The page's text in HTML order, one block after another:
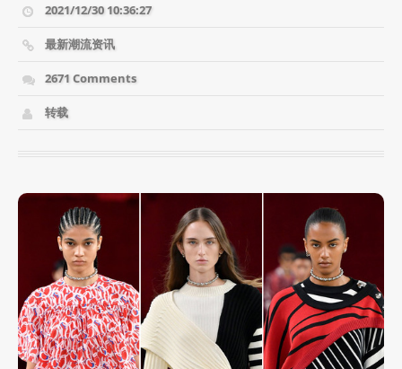
2021/12/30 10:36:27
最新潮流资讯
2671 Comments
转载